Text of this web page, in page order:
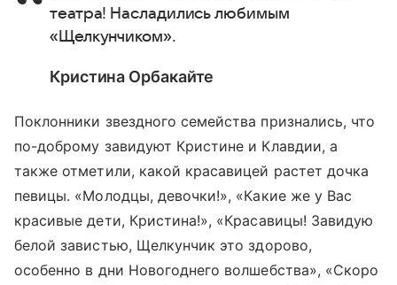
театра! Насладились любимым
«Щелкунчиком».
Кристина Орбакайте
Поклонники звездного семейства признались, что
по-доброму завидуют Кристине и Клавдии, а
также отметили, какой красавицей растет дочка
певицы. «Молодцы, девочки!», «Какие же у Вас
красивые дети, Кристина!», «Красавицы! Завидую
белой завистью, Щелкунчик это здорово,
особенно в дни Новогоднего волшебства», «Скоро